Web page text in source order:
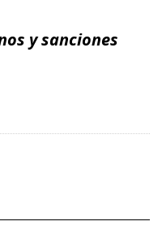
y sanciones